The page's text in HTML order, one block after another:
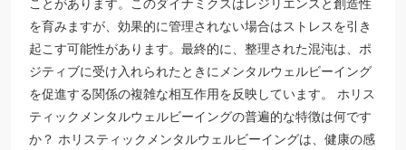
ことがあります。このダイナミクスはレジリエンスと創造性
を育みますが、効果的に管理されない場合はストレスを引き
起こす可能性があります。最終的に、整理された混沌は、ポ
ジティブに受け入れられたときにメンタルウェルビーイング
を促進する関係の複雑な相互作用を反映しています。 ホリス
ティックメンタルウェルビーイングの普遍的な特徴は何です
か？ ホリスティックメンタルウェルビーイングは、健康の感